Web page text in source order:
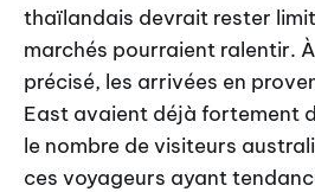
thaïlandais devrait rester
marchés pourraient ralentir.
précisé, les arrivées en
East avaient déjà fortement
le nombre de visiteurs
ces voyageurs ayant